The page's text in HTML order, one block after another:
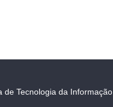
de Tecnologia da Informação